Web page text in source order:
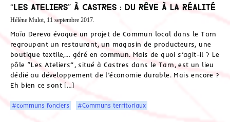
“Les Ateliers” à Castres : du rêve à la réalité
Hélène Mulot, 11 septembre 2017.
Maïa Dereva évoque un projet de Commun local dans le Tarn
regroupant un restaurant, un magasin de producteurs, une
boutique textile,… géré en commun. Mais de quoi s’agit-il ? Le
pôle “Les Ateliers”, situé à Castres dans le Tarn, est un lieu
dédié au développement de l’économie durable. Mais encore ?
Eh bien ce sont […]
#communs fonciers #Communs territoriaux